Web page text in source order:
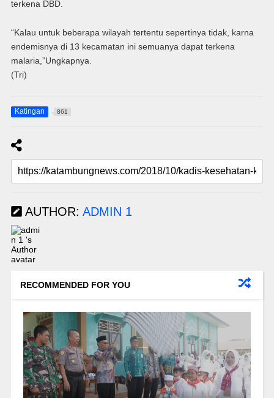
terkena DBD.
“Kalau untuk beberapa wilayah tertentu sepertinya tidak, karna
endemisnya di 13 kecamatan ini semuanya dapat terkena
malaria,”Ungkapnya.
(Tri)
Katingan 861
AUTHOR: ADMIN 1
RECOMMENDED FOR YOU